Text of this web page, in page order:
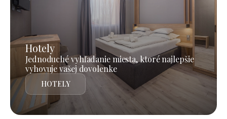
Hotely
Jednoduché vyhľadanie miesta, ktoré najlepšie
vyhovuje vašej dovolenke
HOTELY